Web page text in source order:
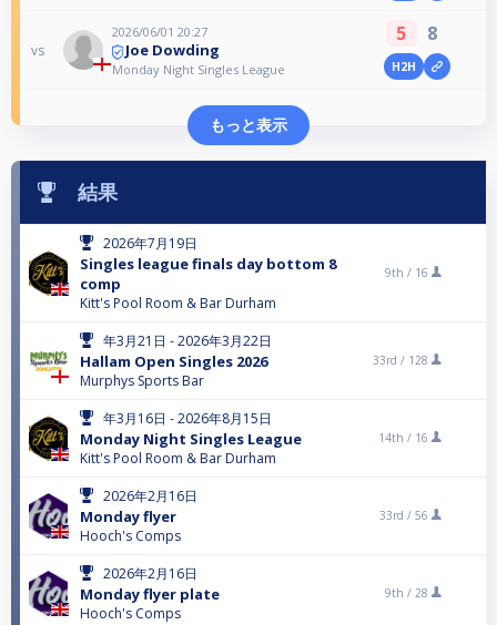
vs
2026/06/01 20:27
Joe Dowding
Monday Night Singles League
5 8
H2H
もっと表示
結果
2026年7月19日
Singles league finals day bottom 8
comp
Kitt's Pool Room & Bar Durham
9th / 16
年3月21日 - 2026年3月22日
Hallam Open Singles 2026
Murphys Sports Bar
33rd / 128
年3月16日 - 2026年8月15日
Monday Night Singles League
Kitt's Pool Room & Bar Durham
14th / 16
2026年2月16日
Monday flyer
Hooch's Comps
33rd / 56
2026年2月16日
Monday flyer plate
Hooch's Comps
9th / 28